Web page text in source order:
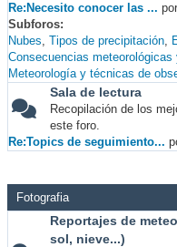
Re:Necesito conocer las ... por
Subforos
Nubes Tipos de precipitación
Consecuencias
Meteorología y técnicas de
Sala de lectura
Recopilación de los
este foro.
Re:Topics de seguimiento...
Fotografia
Reportajes de
sol, nieve...)